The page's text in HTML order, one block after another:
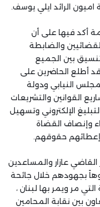
اميون الرائد ايلي يوسف.
أكد فيها على أن
والضابطة
بين الجميع
أطلع الحاضرين على
النيابي ودولة
القوانين والتشريعات
الإلكتروني وتسهيل
وإنصاف القضاة
إعطائهم حقوقهم.
عازار والمساعدين
بجهودهم خلال جائحة
التي مر ويمر بها لبنان ،
بين نقابة المحامين